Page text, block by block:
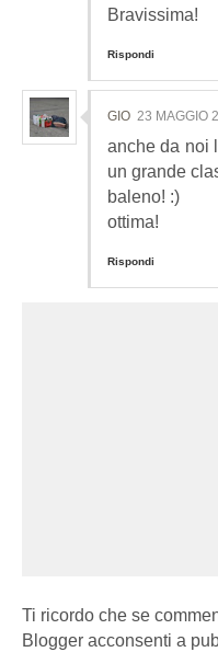
Bravissima!
Rispondi
GIO 23 MAGGIO
anche da noi
un grande
baleno! :)
ottima!
Rispondi
Ti ricordo che se
Blogger acconsenti a